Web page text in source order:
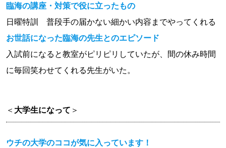
臨海の講座・対策で役に立ったもの
日曜特訓 普段手の届かない細かい内容までやってくれる
お世話になった臨海の先生とのエピソード
入試前になると教室がピリピリしていたが、間の休み時間
に毎回笑わせてくれる先生がいた。
＜ 大学生になって ＞
ウチの大学のココが気に入っています！